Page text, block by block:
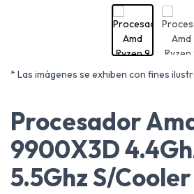
* Las imágenes se exhiben con fines
Procesador
9900X3D
5.5Ghz S/